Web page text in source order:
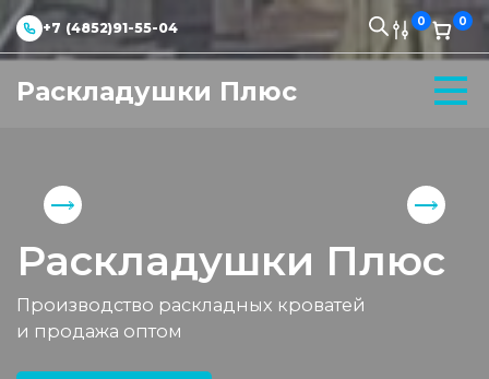
+7 (4852)91-55-04 0 0
Раскладушки Плюс
Раскладушки Плюс
Производство раскладных кроватей
и продажа оптом